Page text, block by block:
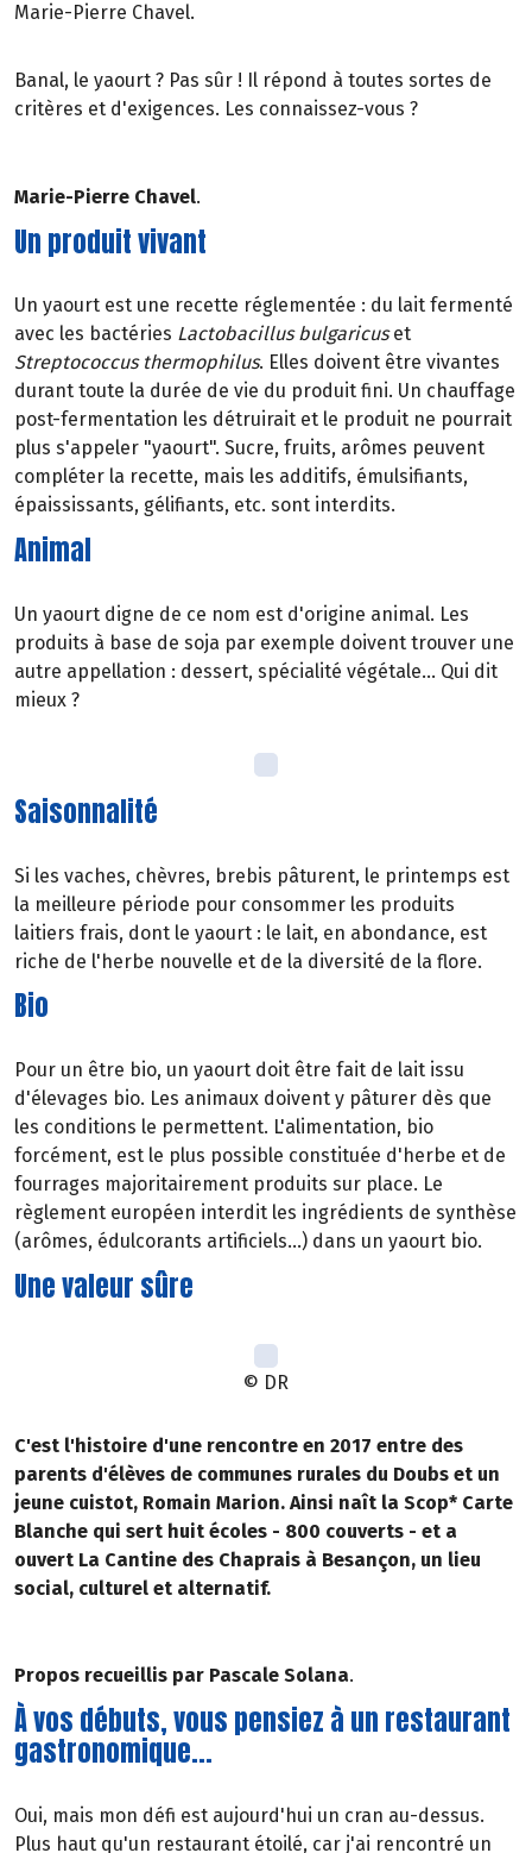
Marie-Pierre Chavel.
Banal, le yaourt ? Pas sûr ! Il répond à toutes sortes de
critères et d'exigences. Les connaissez-vous ?
Marie-Pierre Chavel.
Un produit vivant
Un yaourt est une recette réglementée : du lait fermenté
avec les bactéries Lactobacillus bulgaricuset
Streptococcus thermophilus. Elles doivent être vivantes
durant toute la durée de vie du produit fini. Un chauffage
post-fermentation les détruirait et le produit ne pourrait
plus s'appeler "yaourt". Sucre, fruits, arômes peuvent
compléter la recette, mais les additifs, émulsifiants,
épaississants, gélifiants, etc. sont interdits.
Animal
Un yaourt digne de ce nom est d'origine animal. Les
produits à base de soja par exemple doivent trouver une
autre appellation : dessert, spécialité végétale... Qui dit
mieux ?
Saisonnalité
Si les vaches, chèvres, brebis pâturent, le printemps est
la meilleure période pour consommer les produits
laitiers frais, dont le yaourt : le lait, en abondance, est
riche de l'herbe nouvelle et de la diversité de la flore.
Bio
Pour un être bio, un yaourt doit être fait de lait issu
d'élevages bio. Les animaux doivent y pâturer dès que
les conditions le permettent. L'alimentation, bio
forcément, est le plus possible constituée d'herbe et de
fourrages majoritairement produits sur place. Le
règlement européen interdit les ingrédients de synthèse
(arômes, édulcorants artificiels...) dans un yaourt bio.
Une valeur sûre
© DR
C'est l'histoire d'une rencontre en 2017 entre des
parents d'élèves de communes rurales du Doubs et un
jeune cuistot, Romain Marion. Ainsi naît la Scop* Carte
Blanche qui sert huit écoles - 800 couverts - et a
ouvert La Cantine des Chaprais à Besançon, un lieu
social, culturel et alternatif.
Propos recueillis par Pascale Solana.
À vos débuts, vous pensiez à un restaurant
gastronomique...
Oui, mais mon défi est aujourd'hui un cran au-dessus.
Plus haut qu'un restaurant étoilé, car j'ai rencontré un